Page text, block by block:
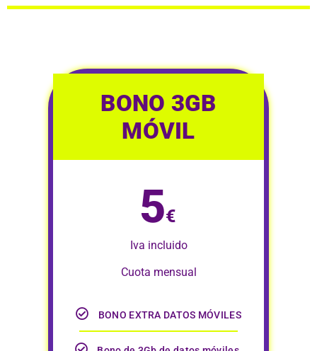
BONO 3GB
MÓVIL
5€
Iva incluido
Cuota mensual
BONO EXTRA DATOS MÓVILES